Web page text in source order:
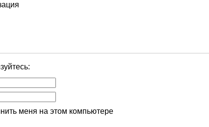
меня на этом компьютере